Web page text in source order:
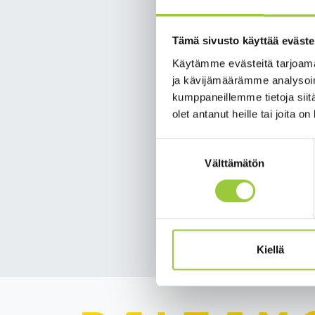
Tämä sivusto käyttää
Käytämme evästeitä
ja kävijämäärämme
kumppaneillemme tietoja
olet antanut heille tai joita
Välttämätön
Kiellä
Kainuun
urheilijapalkinto,
”Vuoden
Kainuun
Takaisin uutisiin